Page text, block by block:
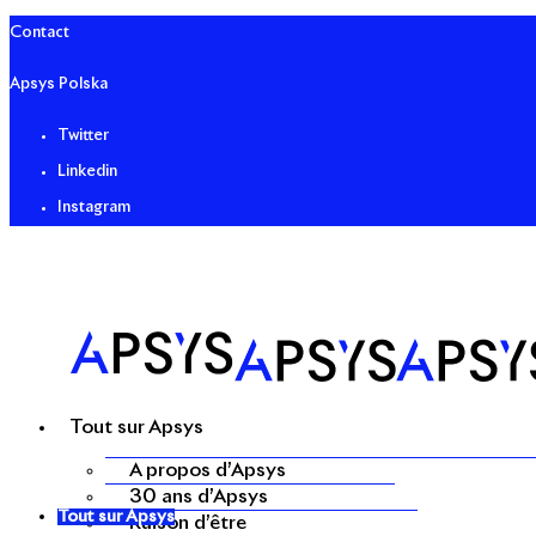
Contact
Apsys Polska
Twitter
Linkedin
Instagram
Tout sur Apsys
A propos d’Apsys
30 ans d’Apsys
Raison d’être
Tout sur Apsys